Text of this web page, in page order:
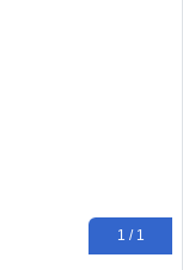
1 / 1